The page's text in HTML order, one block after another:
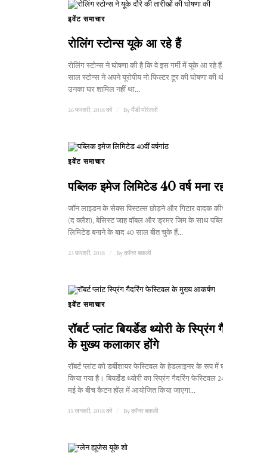
इवेंट समाचार
रोलिंग स्टोन्स यूके आ रहे हैं
रोलिंग स्टोन्स ने घोषणा की है कि वे इस गर्मी में यूके आ रहे हैं। पिछले
साल स्टोन्स ने अपने यूरोपीय नो फिल्टर टूर की घोषणा की थी जिसमें
उनका घर शामिल नहीं था...
26 फरवरी, 2018 को Byमैंडी मोरेल्लो
इवेंट समाचार
पब्लिक इमेज लिमिटेड 40 वर्ष मना रहा है
जॉन लाइडन के सेक्स पिस्टल्स छोड़ने और गिटार वादक कीथ लेवेन
(द क्लैश), बेसिस्ट जाह वॉबल और ड्रमर जिम के साथ पब्लिक इमेज
लिमिटेड बनाने के बाद 40 साल बीत चुके हैं...
23 फ़रवरी, 2018 Byकॉनर बकली
इवेंट समाचार
रॉबर्ट प्लांट बियर्डेड थ्योरी के स्प्रिंग गैदरिंग
के मुख्य कलाकार होंगे
रॉबर्ट प्लांट को डर्बीशायर फेस्टिवल के हेडलाइनर के रूप में घोषित
किया गया है। बियर्डेड थ्योरी का स्प्रिंग गैदरिंग फेस्टिवल 24 से 27
मई के बीच कैटन हॉल में आयोजित किया जाएगा...
15 जनवरी, 2018 को Byकॉनर बकली